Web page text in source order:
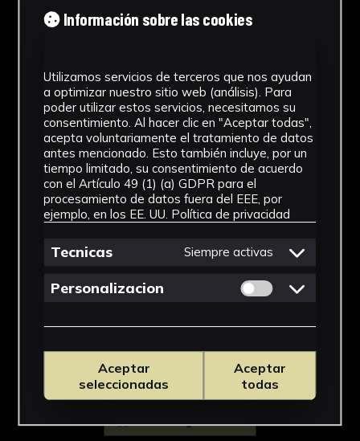
Tipología
Cronología
SF
Materiales
Vidrio
Ubicación
Facultad de Farmacia
Ver más
Descargar Ficha
Información sobre las cookies
Utilizamos servicios de terceros que nos ayudan
a optimizar nuestro sitio web (análisis). Para
poder utilizar estos servicios, necesitamos su
consentimiento. Al hacer clic en "Aceptar todas",
acepta voluntariamente el tratamiento de datos
antes mencionado. Esto también incluye, por un
tiempo limitado, su consentimiento de acuerdo
con el Artículo 49 (1) (a) GDPR para el
procesamiento de datos fuera del EEE, por
ejemplo, en los EE. UU. Política de privacidad
Tecnicas Siempre activas
Personalizacion Permitir cookies
Aceptar
seleccionadas
Aceptar
todas